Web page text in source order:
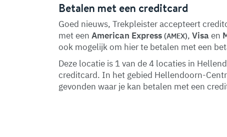
Betalen met een creditcard
Goed nieuws, Trekpleister accepteert
met een American Express (AMEX), Visa en
ook mogelijk om hier te betalen met een
Deze locatie is 1 van de 4 locaties in
creditcard. In het gebied Hellendoorn-
gevonden waar je kan betalen met een